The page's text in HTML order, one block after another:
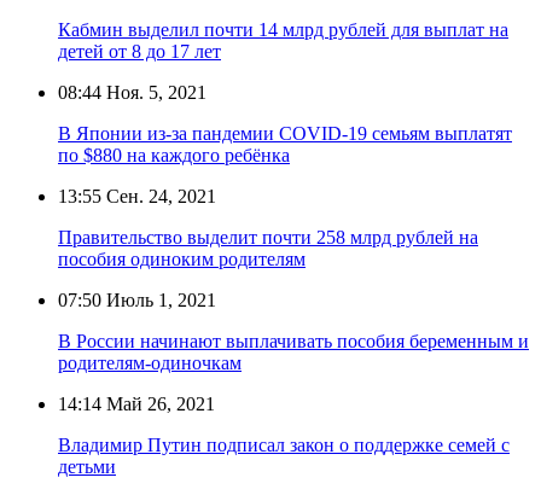
Кабмин выделил почти 14 млрд рублей для выплат на
детей от 8 до 17 лет
08:44 Ноя. 5, 2021
В Японии из-за пандемии COVID-19 семьям выплатят
по $880 на каждого ребёнка
13:55 Сен. 24, 2021
Правительство выделит почти 258 млрд рублей на
пособия одиноким родителям
07:50 Июль 1, 2021
В России начинают выплачивать пособия беременным и
родителям-одиночкам
14:14 Май 26, 2021
Владимир Путин подписал закон о поддержке семей с
детьми